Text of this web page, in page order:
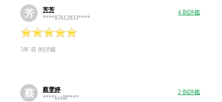
芳
芳芳
****87612833****
4 則評鑑
5年 前 的評鑑
蔡
蔡雯婷
****kstill****
2 則評鑑